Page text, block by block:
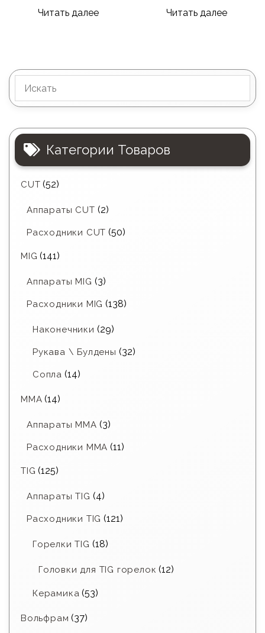
Читать далее Читать далее
Категории Товаров
CUT (52)
Аппараты CUT (2)
Расходники CUT (50)
MIG (141)
Аппараты MIG (3)
Расходники MIG (138)
Наконечники (29)
Рукава \ Булдены (32)
Сопла (14)
MMA (14)
Аппараты MMA (3)
Расходники ММА (11)
TIG (125)
Аппараты TIG (4)
Расходники TIG (121)
Горелки TIG (18)
Головки для TIG горелок (12)
Керамика (53)
Вольфрам (37)